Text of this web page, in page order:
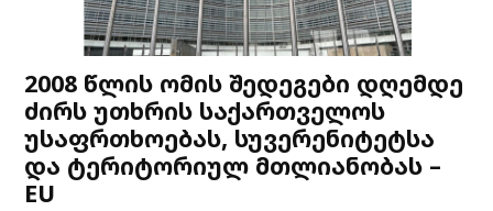
2008 წლის ომის შედეგები დღემდე
ძირს უთხრის საქართველოს
უსაფრთხოებას, სუვერენიტეტსა
და ტერიტორიულ მთლიანობას –
EU